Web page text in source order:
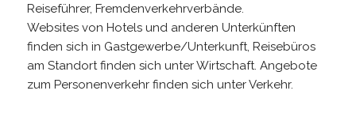
Reiseführer, Fremdenverkehrverbände.
Websites von Hotels und anderen Unterkünften
finden sich in Gastgewerbe/Unterkunft, Reisebüros
am Standort finden sich unter Wirtschaft. Angebote
zum Personenverkehr finden sich unter Verkehr.